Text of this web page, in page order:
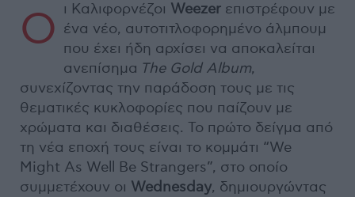
Ο ι Καλιφορνέζοι Weezer επιστρέφουν με
ένα νέο, αυτοτιτλοφορημένο άλμπουμ
που έχει ήδη αρχίσει να αποκαλείται
ανεπίσημα The Gold Album,
συνεχίζοντας την παράδοση τους με τις
θεματικές κυκλοφορίες που παίζουν με
χρώματα και διαθέσεις. Το πρώτο δείγμα από
τη νέα εποχή τους είναι το κομμάτι “We
Might As Well Be Strangers”, στο οποίο
συμμετέχουν οι Wednesday, δημιουργώντας